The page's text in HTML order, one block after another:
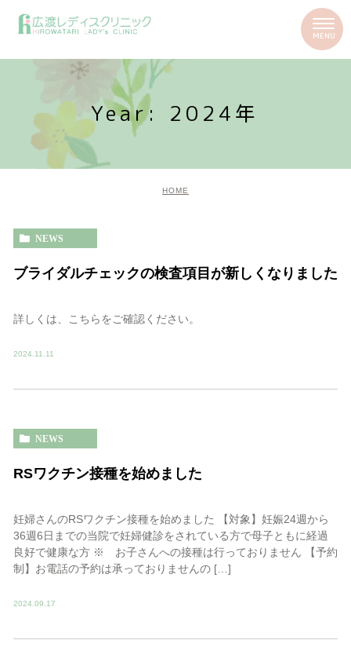
Year: 2024年
HOME
NEWS
ブライダルチェックの検査項目が新しくなりました
詳しくは、こちらをご確認ください。
2024.11.11
NEWS
RSワクチン接種を始めました
妊婦さんのRSワクチン接種を始めました 【対象】妊娠24週から
36週6日までの当院で妊婦健診をされている方で母子ともに経過
良好で健康な方 ※ お子さんへの接種は行っておりません 【予約
制】お電話の予約は承っておりませんの […]
2024.09.17